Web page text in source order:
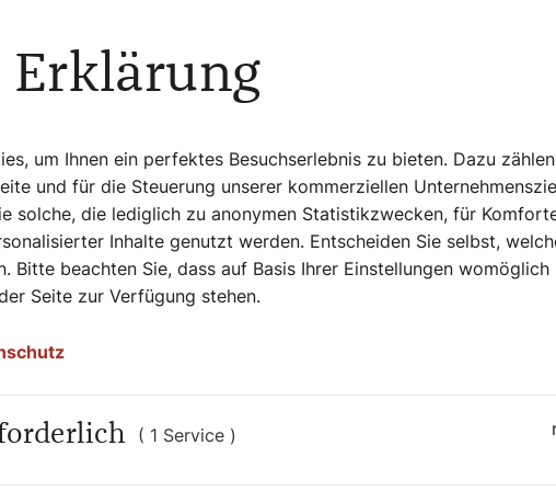
die Schülerinnen und Schüler an den
der Schule, dass der Glaube nicht mehr
jungen Leute haben Fragen an das
Lebensfragen gerne mit dem Glauben
Interesse der Kinder und Jugendlichen
Gedanken über den Glauben und das
und energiegeladene Frau auch ihrem
gestaltet Christa Mitter
ist da sehr fortschrittlich und fördert
Dieses Angebot nimmt sie bereitwillig
durch weibliche Gesichter
Pfarrgemeinderats ist und in einem
artgerechte Tierhaltung und
Werbung
Erklärung
um Ihnen ein perfektes Besuchserlebnis zu bieten. Dazu
und für die Steuerung unserer kommerziellen
solche, die lediglich zu anonymen Statistikzwecken, für
Inhalte genutzt werden. Entscheiden Sie selbst,
Bitte beachten Sie, dass auf Basis Ihrer Einstellungen
Seite zur Verfügung stehen.
( 1 Service )